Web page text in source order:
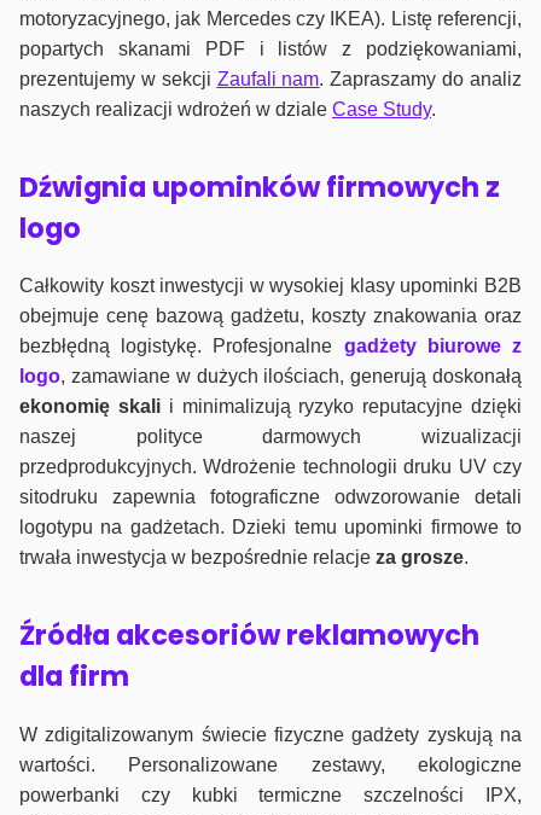
motoryzacyjnego, jak Mercedes czy IKEA). Listę referencji,
popartych skanami PDF i listów z podziękowaniami,
prezentujemy w sekcji Zaufali nam. Zapraszamy do analiz
naszych realizacji wdrożeń w dziale Case Study.
Dźwignia upominków firmowych z
logo
Całkowity koszt inwestycji w wysokiej klasy upominki B2B
obejmuje cenę bazową gadżetu, koszty znakowania oraz
bezbłędną logistykę. Profesjonalne gadżety biurowe z
logo, zamawiane w dużych ilościach, generują doskonałą
ekonomię skalii minimalizują ryzyko reputacyjne dzięki
naszej polityce darmowych wizualizacji
przedprodukcyjnych. Wdrożenie technologii druku UV czy
sitodruku zapewnia fotograficzne odwzorowanie detali
logotypu na gadżetach. Dzieki temu upominki firmowe to
trwała inwestycja w bezpośrednie relacje za grosze.
Źródła akcesoriów reklamowych
dla firm
W zdigitalizowanym świecie fizyczne gadżety zyskują na
wartości. Personalizowane zestawy, ekologiczne
powerbanki czy kubki termiczne szczelności IPX,